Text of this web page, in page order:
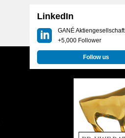
LinkedIn
GANÉ Aktiengesellschaft
+5,000 Follower
Follow us